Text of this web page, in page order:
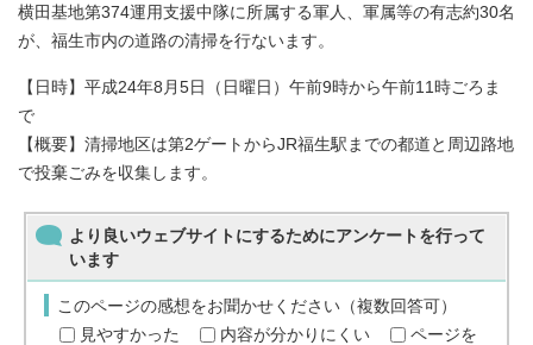
横田基地第374運用支援中隊に所属する軍人、軍属等の有志約30名
が、福生市内の道路の清掃を行ないます。
【日時】平成24年8月5日（日曜日）午前9時から午前11時ごろま
で
【概要】清掃地区は第2ゲートからJR福生駅までの都道と周辺路地
で投棄ごみを収集します。
より良いウェブサイトにするためにアンケートを行って
います
このページの感想をお聞かせください（複数回答可）
見やすかった
内容が分かりにくい
ページを